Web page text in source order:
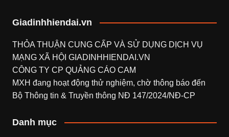
Giadinhhiendai.vn
THỎA THUẬN CUNG CẤP VÀ SỬ DỤNG DỊCH VỤ
MẠNG XÃ HỘI GIADINHHIENDAI.VN
CÔNG TY CP QUẢNG CÁO CAM
MXH đang hoạt động thử nghiệm, chờ thông báo đến
Bộ Thông tin & Truyền thông NĐ 147/2024/NĐ-CP
Danh mục